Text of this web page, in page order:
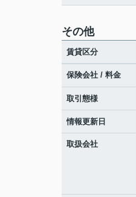
その他
賃貸区分
保険会社 / 料金
取引態様
情報更新日
取扱会社